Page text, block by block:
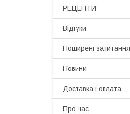
РЕЦЕПТИ
Відгуки
Поширені запитання
Новини
Доставка і оплата
Про нас